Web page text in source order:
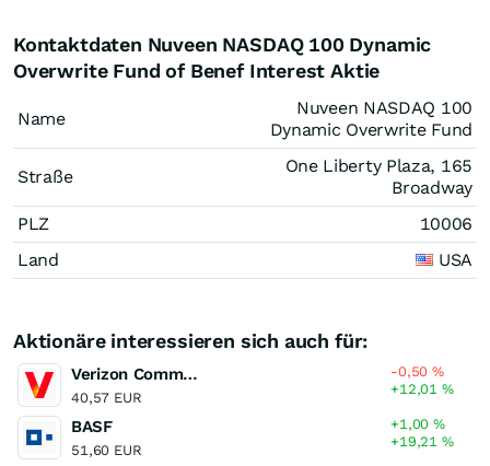
Kontaktdaten Nuveen NASDAQ 100 Dynamic
Overwrite Fund of Benef Interest Aktie
Name
Nuveen NASDAQ 100
Dynamic Overwrite Fund
Straße
One Liberty Plaza, 165
Broadway
PLZ
10006
Land
USA
Aktionäre interessieren sich auch für:
Verizon Communications
40,57 EUR
-0,50%
+12,01%
BASF
51,60 EUR
+1,00%
+19,21%